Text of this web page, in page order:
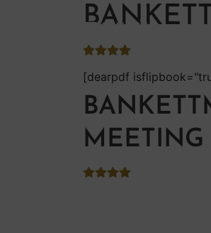
MENÜ
[dearpdf
MEETING